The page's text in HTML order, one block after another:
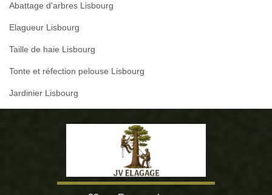
Abattage d'arbres Lisbourg
Elagueur Lisbourg
Taille de haie Lisbourg
Tonte et réfection pelouse Lisbourg
Jardinier Lisbourg